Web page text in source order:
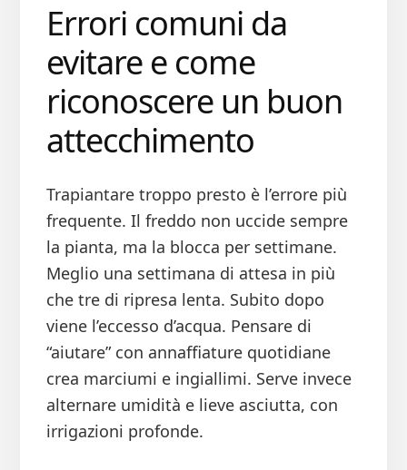
Errori comuni da
evitare e come
riconoscere un buon
attecchimento
Trapiantare troppo presto è l’errore più
frequente. Il freddo non uccide sempre
la pianta, ma la blocca per settimane.
Meglio una settimana di attesa in più
che tre di ripresa lenta. Subito dopo
viene l’eccesso d’acqua. Pensare di
“aiutare” con annaffiature quotidiane
crea marciumi e ingiallimi. Serve invece
alternare umidità e lieve asciutta, con
irrigazioni profonde.